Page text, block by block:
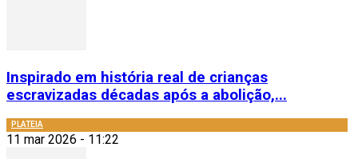
Inspirado em história real de crianças
escravizadas décadas após a abolição,...
PLATEIA
11 mar 2026 - 11:22